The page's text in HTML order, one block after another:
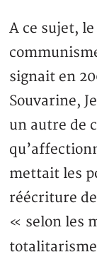
A ce sujet,
signait en
Souvarine,
un autre de
mettait les
réécriture
« selon les